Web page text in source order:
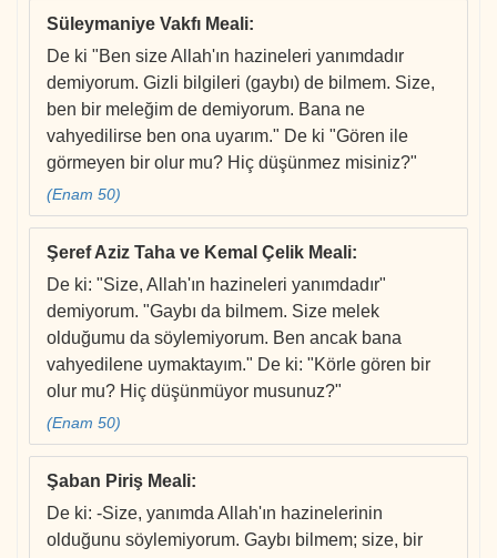
Süleymaniye Vakfı Meali:
De ki "Ben size Allah'ın hazineleri yanımdadır
demiyorum. Gizli bilgileri (gaybı) de bilmem. Size,
ben bir meleğim de demiyorum. Bana ne
vahyedilirse ben ona uyarım." De ki "Gören ile
görmeyen bir olur mu? Hiç düşünmez misiniz?"
(Enam 50)
Şeref Aziz Taha ve Kemal Çelik Meali:
De ki: "Size, Allah'ın hazineleri yanımdadır"
demiyorum. "Gaybı da bilmem. Size melek
olduğumu da söylemiyorum. Ben ancak bana
vahyedilene uymaktayım." De ki: "Körle gören bir
olur mu? Hiç düşünmüyor musunuz?"
(Enam 50)
Şaban Piriş Meali:
De ki: -Size, yanımda Allah'ın hazinelerinin
olduğunu söylemiyorum. Gaybı bilmem; size, bir